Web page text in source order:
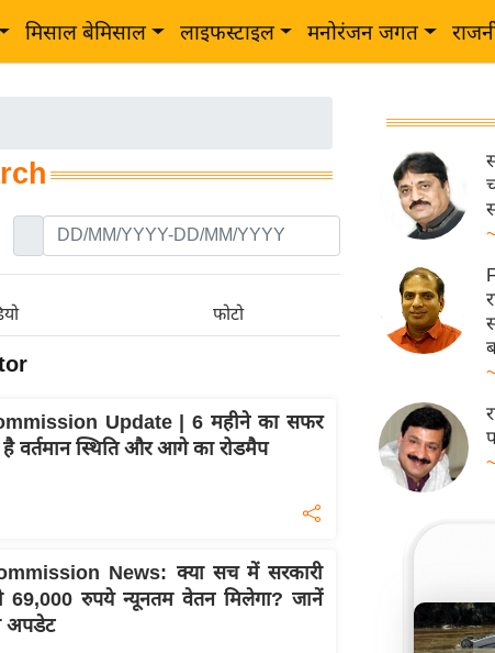
मिसाल बेमिसाल लाइफस्टाइल मनोरंजन जगत
फोटो
Update | 6 महीने का सफर
है वर्तमान स्थिति और आगे का रोडमैप
News: क्या सच में सरकारी
69,000 रुपये न्यूनतम वेतन मिलेगा? जानें
अपडेट